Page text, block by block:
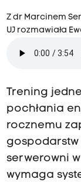
Z dr Marcinem
UJ rozmawiała
Trening
pochłania
rocznemu
gospodarstw
serwerowni
wymaga